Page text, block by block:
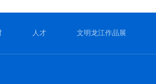
人才 文明龙江作品展